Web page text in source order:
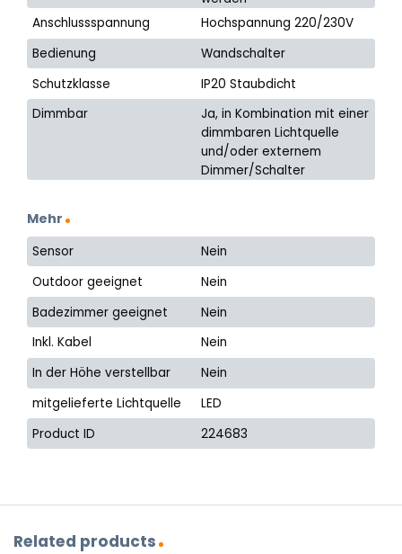
Anschlussspannung
Hochspannung 220/230V
Bedienung
Wandschalter
Schutzklasse
IP20 Staubdicht
Dimmbar
Ja, in Kombination mit einer
dimmbaren Lichtquelle
und/oder externem
Dimmer/Schalter
Mehr
Sensor
Nein
Outdoor geeignet
Nein
Badezimmer geeignet
Nein
Inkl. Kabel
Nein
In der Höhe verstellbar
Nein
mitgelieferte Lichtquelle
LED
Product ID
224683
Related products